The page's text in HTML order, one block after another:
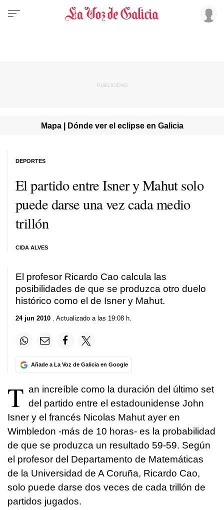
Mapa | Dónde ver el eclipse en Galicia
El partido entre Isner y Mahut solo
puede darse una vez cada medio
trillón
CIDA ALVES
DEPORTES
El profesor Ricardo Cao calcula las
posibilidades de que se produzca otro duelo
histórico como el de Isner y Mahut.
24 jun 2010 . Actualizado a las 19:08 h.
Añade a La Voz de Galicia en Google
T an increíble como la duración del último set
del partido entre el estadounidense John
Isner y el francés Nicolas Mahut ayer en
Wimbledon -más de 10 horas- es la probabilidad
de que se produzca un resultado 59-59. Según
el profesor del Departamento de Matemáticas
de la Universidad de A Coruña, Ricardo Cao,
solo puede darse dos veces de cada trillón de
partidos jugados.